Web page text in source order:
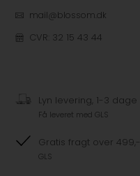
mail@blossom.dk
CVR: 32 15 43 44
Lyn levering, 1-3 dage
Få leveret med GLS
Gratis fragt over 499,-
GLS